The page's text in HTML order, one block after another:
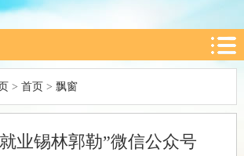
> 首页 > 飘窗
业锡林郭勒”微信公众号